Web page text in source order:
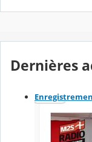
Dernières